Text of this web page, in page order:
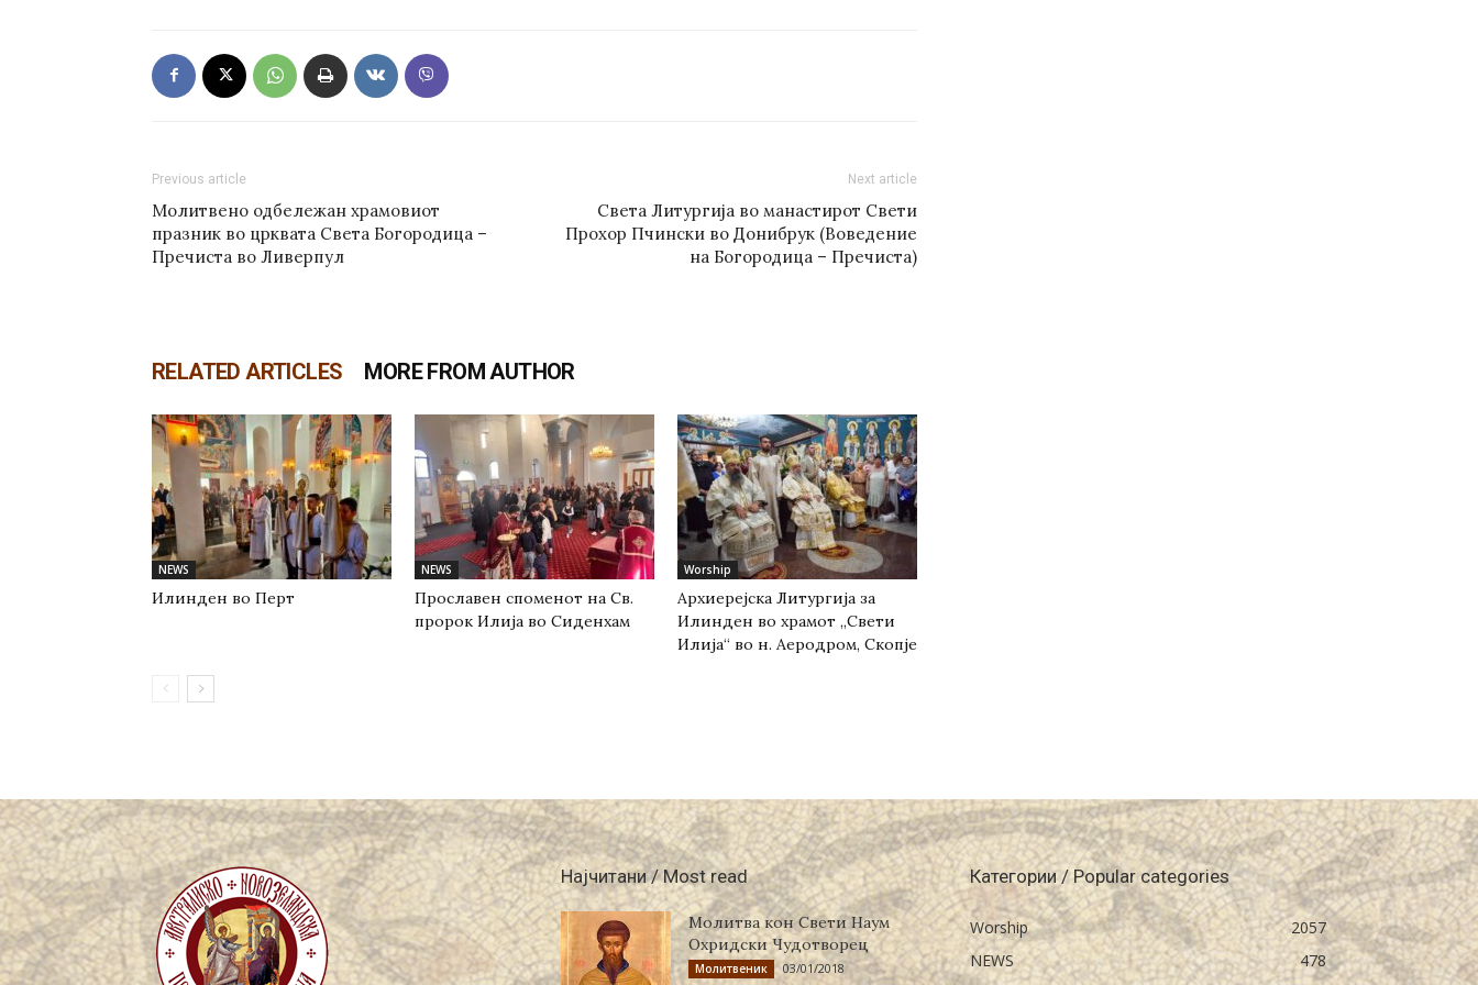
Previous article
Молитвено одбележан храмовиот
празник во црквата Света Богородица –
Пречиста во Ливерпул
Next article
Света Литургија во манастирот Свети
Прохор Пчински во Донибрук (Воведение
на Богородица – Пречиста)
RELATED ARTICLES MORE FROM AUTHOR
NEWS
Илинден во Перт
NEWS
Прославен споменот на Св.
пророк Илија во Сиденхам
Worship
Архиерејска Литургија за
Илинден во храмот „Свети
Илија“ во н. Аеродром, Скопје
Најчитани / Most read
Молитва кон Свети Наум
Охридски Чудотворец
Молитвеник 03/01/2018
Категории / Popular categories
Worship
2057
NEWS
478